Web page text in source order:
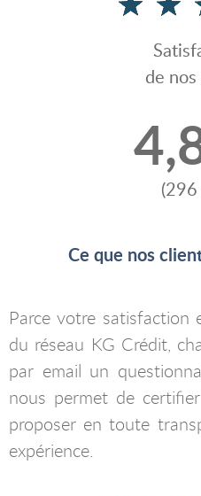
de
(296
Ce que nos
Parce votre
du réseau KG Crédit,
par email un
nous permet de
proposer en toute
expérience.